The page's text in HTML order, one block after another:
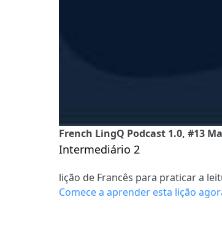
French LingQ Podcast 1.0, #13
Intermediário 2
lição de Francês para praticar a
Comece a aprender esta lição